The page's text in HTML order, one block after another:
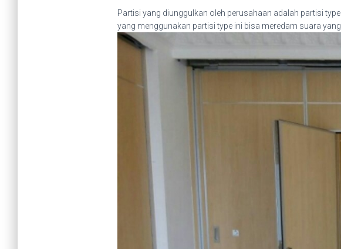
Partisi yang diunggulkan oleh perusahaan adalah partisi
yang menggunakan partisi type ini bisa meredam suara